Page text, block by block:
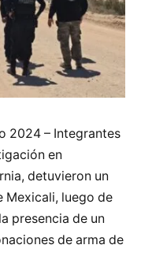
2024 – Integrantes
en
detuvieron un
Mexicali, luego de
presencia de un
de arma de